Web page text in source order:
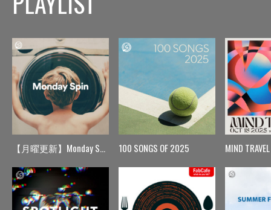
【月曜更新】Monday Spin 100 SONGS OF 2025 MIND TRAVEL